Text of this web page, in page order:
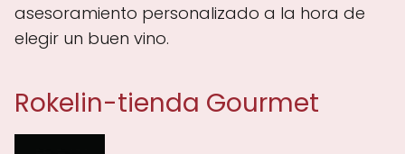
asesoramiento personalizado a la hora de
elegir un buen vino.
Rokelin-tienda Gourmet